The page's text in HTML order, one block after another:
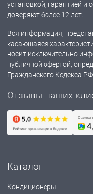
установкой, гарантией
доверяют более 12 лет.
Вся информация,
касающаяся
носит исключительно
публичной офертой,
Гражданского Кодекса РФ
Отзывы наших
Каталог
Кондиционеры